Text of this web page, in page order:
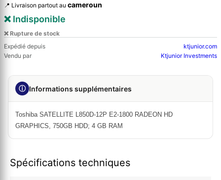
📍 Livraison partout au cameroun
❌ Indisponible
❌ Rupture de stock
Expédié depuis
ktjunior.com
Vendu par
Ktjunior Investments
ⓘ Informations supplémentaires
Toshiba SATELLITE L850D-12P E2-1800 RADEON HD
GRAPHICS, 750GB HDD; 4 GB RAM
Spécifications techniques